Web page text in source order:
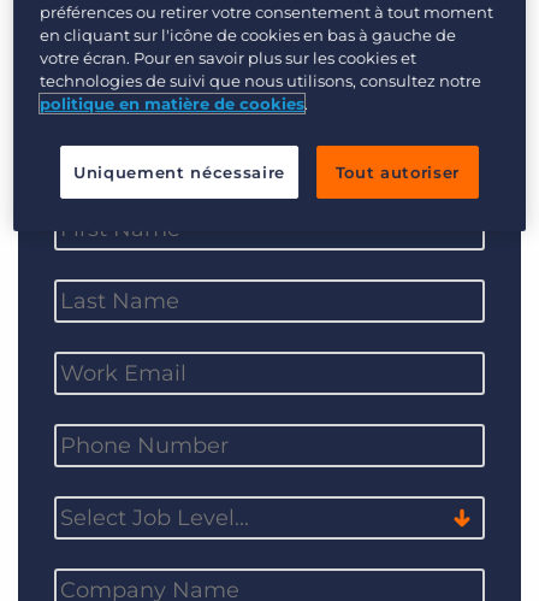
suscipit et vestibulum vitae, congue nec nisi.
préférences ou retirer votre consentement à tout moment
en cliquant sur l'icône de cookies en bas à gauche de
votre écran. Pour en savoir plus sur les cookies et
technologies de suivi que nous utilisons, consultez notre
politique en matière de cookies.
Uniquement nécessaire Tout autoriser